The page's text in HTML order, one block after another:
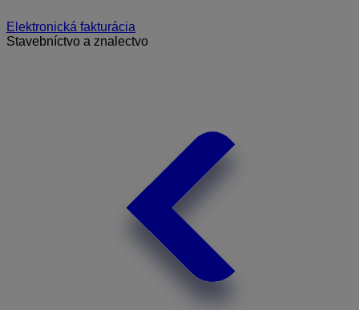
Elektronická fakturácia
Stavebníctvo a znalectvo